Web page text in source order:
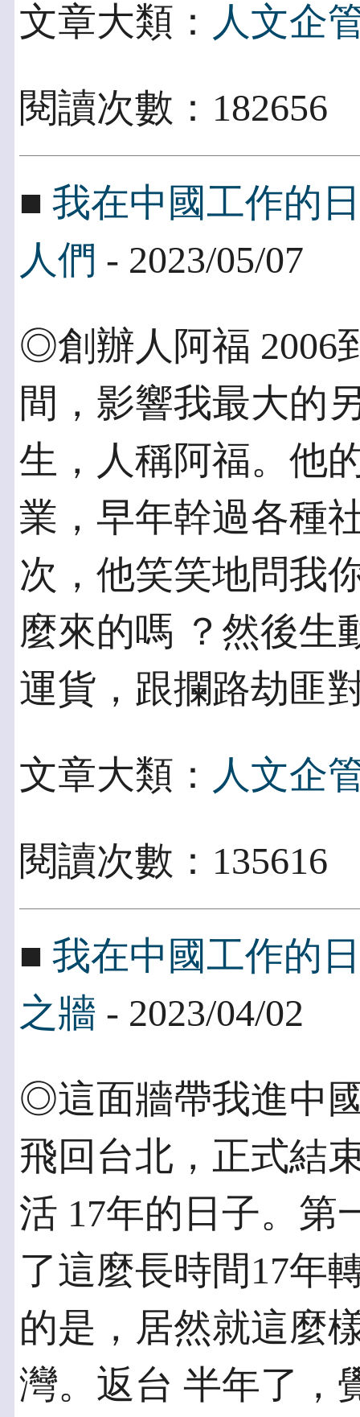
文章大類： 人文企
閱讀次數：
■ 我在中國工作的
人們 - 2023/05/07
◎創辦人阿福 2006
間，影響我最大的
生，人稱阿福。他
業，早年幹過各種
次，他笑笑地問我
麼來的嗎 ？然後生
運貨，跟攔路劫匪
文章大類： 人文企
閱讀次數：
■ 我在中國工作的
之牆 - 2023/04/02
◎這面牆帶我進中
飛回台北，正式結
活 17年的日子。第
了這麼長時間17年
的是，居然就這麼
灣。返台 半年了，